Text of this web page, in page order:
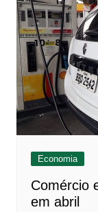
Economia
Comércio
em abril